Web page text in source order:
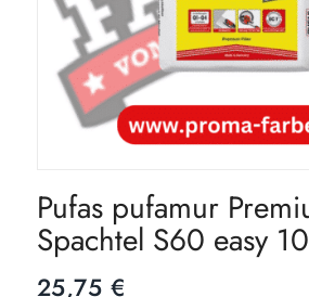
Pufas pufamur
Spachtel S60 easy
25,75 €